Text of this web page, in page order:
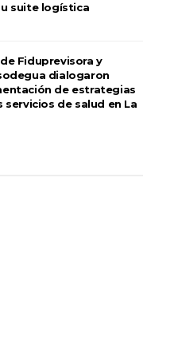
suite logística
Fiduprevisora y
dialogaron
de estrategias
servicios de salud en La